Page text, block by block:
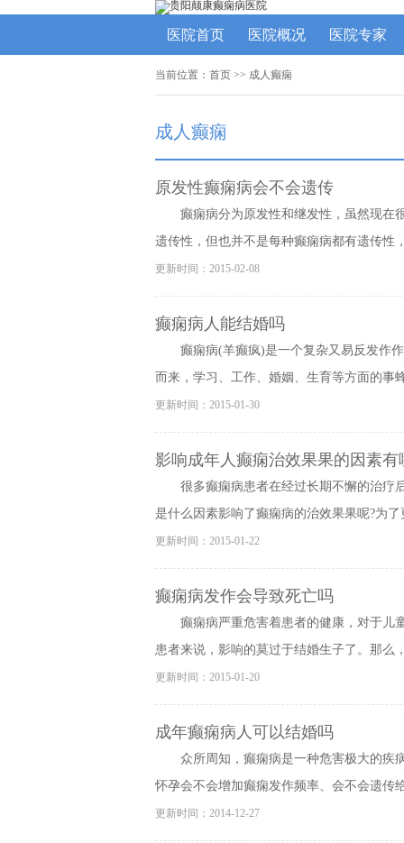
医院首页 医院概况 医院专家
当前位置： 首页 >> 成人癫痫
成人癫痫
原发性癫痫病会不会遗传
癫痫病分为原发性和继发性，虽然现在
遗传性，但也并不是每种癫痫病都有遗传性
更新时间：2015-02-08
癫痫病人能结婚吗
癫痫病(羊癫疯)是一个复杂又易反发作
而来，学习、工作、婚姻、生育等方面的事
更新时间：2015-01-30
影响成年人癫痫治效果果的因素有
很多癫痫病患者在经过长期不懈的治疗
是什么因素影响了癫痫病的治效果果呢?为
更新时间：2015-01-22
癫痫病发作会导致死亡吗
癫痫病严重危害着患者的健康，对于儿
患者来说，影响的莫过于结婚生子了。那么
更新时间：2015-01-20
成年癫痫病人可以结婚吗
众所周知，癫痫病是一种危害极大的疾
怀孕会不会增加癫痫发作频率、会不会遗传
更新时间：2014-12-27